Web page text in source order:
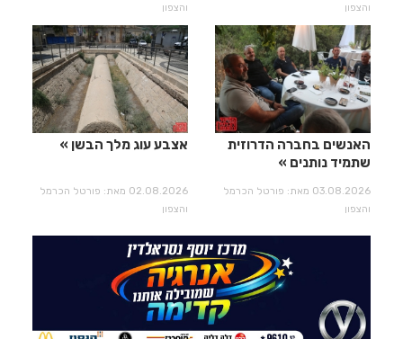
והצפון
והצפון
האנשים בחברה הדרוזית
שתמיד נותנים
03.08.2026 מאת: פורטל הכרמל
והצפון
אצבע עוג מלך הבשן
02.08.2026 מאת: פורטל הכרמל
והצפון